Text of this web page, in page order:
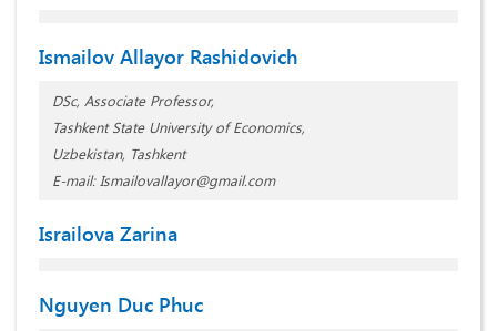
Ismailov Allayor Rashidovich
DSc, Associate Professor,
Tashkent State University of Economics,
Uzbekistan, Tashkent
E-mail: Ismailovallayor@gmail.com
Israilova Zarina
Nguyen Duc Phuc